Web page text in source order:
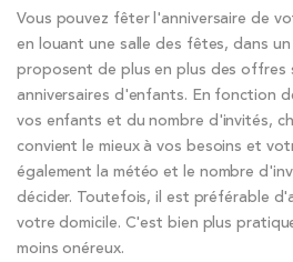
Vous pouvez fêter l'anniversaire de
en louant une salle des fêtes, dans
proposent de plus en plus des offres
anniversaires d'enfants. En fonction
vos enfants et du nombre d'invités,
convient le mieux à vos besoins et
également la météo et le nombre
décider. Toutefois, il est préférable
votre domicile. C'est bien plus
moins onéreux.